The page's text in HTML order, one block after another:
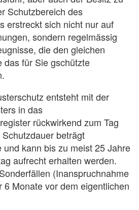
Schutzbereich des
erstreckt sich nicht nur auf
sondern regelmässig
die den gleichen
das für Sie gschützte
entsteht mit der
in das
rückwirkend zum Tag
beträgt
und kann bis zu meist 25 Jahre
aufrecht erhalten werden.
(Inanspruchnahme
6 Monate vor dem eigentlichen